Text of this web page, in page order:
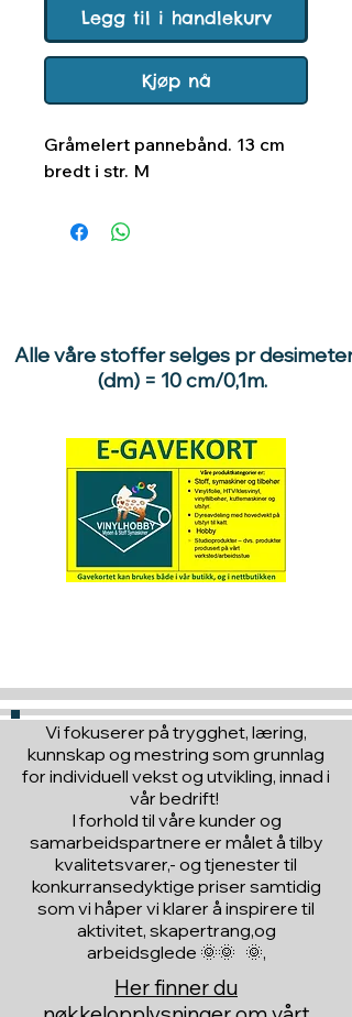
Legg til i handlekurv
Kjøp nå
Gråmelert pannebånd. 13 cm
bredt i str. M
Alle våre stoffer selges pr desimeter
(dm) = 10 cm/0,1m.
Vi fokuserer på trygghet, læring,
kunnskap og mestring som grunnlag
for individuell vekst og utvikling, innad i
vår bedrift!
I forhold til våre kunder og
samarbeidspartnere er målet å tilby
kvalitetsvarer,- og tjenester til
konkurransedyktige priser samtidig
som vi håper vi klarer å inspirere til
aktivitet, skapertrang,og
arbeidsglede 🌞🌞 🌞,
Her finner du